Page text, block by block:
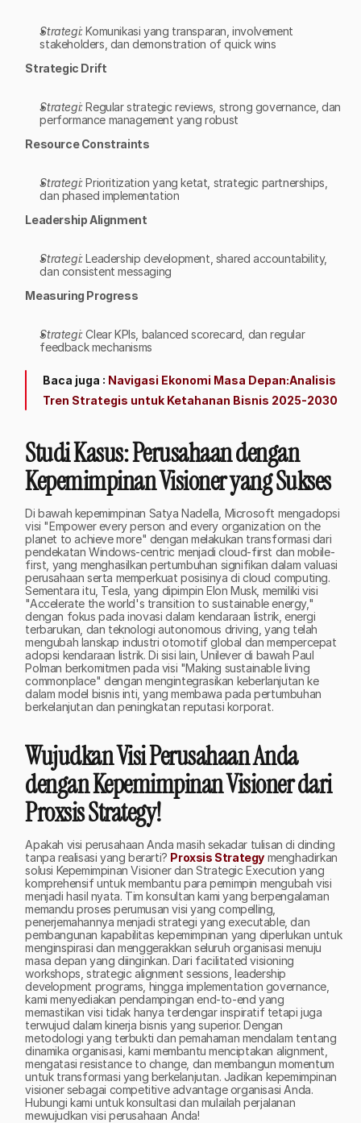
Strategi: Komunikasi yang transparan, involvement
stakeholders, dan demonstration of quick wins
Strategic Drift
Strategi: Regular strategic reviews, strong governance, dan
performance management yang robust
Resource Constraints
Strategi: Prioritization yang ketat, strategic partnerships,
dan phased implementation
Leadership Alignment
Strategi: Leadership development, shared accountability,
dan consistent messaging
Measuring Progress
Strategi: Clear KPIs, balanced scorecard, dan regular
feedback mechanisms
Baca juga : Navigasi Ekonomi Masa Depan:Analisis
Tren Strategis untuk Ketahanan Bisnis 2025-2030
Studi Kasus: Perusahaan dengan
Kepemimpinan Visioner yang Sukses
Di bawah kepemimpinan Satya Nadella, Microsoft mengadopsi
visi "Empower every person and every organization on the
planet to achieve more" dengan melakukan transformasi dari
pendekatan Windows-centric menjadi cloud-first dan mobile-
first, yang menghasilkan pertumbuhan signifikan dalam valuasi
perusahaan serta memperkuat posisinya di cloud computing.
Sementara itu, Tesla, yang dipimpin Elon Musk, memiliki visi
"Accelerate the world's transition to sustainable energy,"
dengan fokus pada inovasi dalam kendaraan listrik, energi
terbarukan, dan teknologi autonomous driving, yang telah
mengubah lanskap industri otomotif global dan mempercepat
adopsi kendaraan listrik. Di sisi lain, Unilever di bawah Paul
Polman berkomitmen pada visi "Making sustainable living
commonplace" dengan mengintegrasikan keberlanjutan ke
dalam model bisnis inti, yang membawa pada pertumbuhan
berkelanjutan dan peningkatan reputasi korporat.
Wujudkan Visi Perusahaan Anda
dengan Kepemimpinan Visioner dari
Proxsis Strategy!
Apakah visi perusahaan Anda masih sekadar tulisan di dinding
tanpa realisasi yang berarti? Proxsis Strategy menghadirkan
solusi Kepemimpinan Visioner dan Strategic Execution yang
komprehensif untuk membantu para pemimpin mengubah visi
menjadi hasil nyata. Tim konsultan kami yang berpengalaman
memandu proses perumusan visi yang compelling,
penerjemahannya menjadi strategi yang executable, dan
pembangunan kapabilitas kepemimpinan yang diperlukan untuk
menginspirasi dan menggerakkan seluruh organisasi menuju
masa depan yang diinginkan. Dari facilitated visioning
workshops, strategic alignment sessions, leadership
development programs, hingga implementation governance,
kami menyediakan pendampingan end-to-end yang
memastikan visi tidak hanya terdengar inspiratif tetapi juga
terwujud dalam kinerja bisnis yang superior. Dengan
metodologi yang terbukti dan pemahaman mendalam tentang
dinamika organisasi, kami membantu menciptakan alignment,
mengatasi resistance to change, dan membangun momentum
untuk transformasi yang berkelanjutan. Jadikan kepemimpinan
visioner sebagai competitive advantage organisasi Anda.
Hubungi kami untuk konsultasi dan mulailah perjalanan
mewujudkan visi perusahaan Anda!